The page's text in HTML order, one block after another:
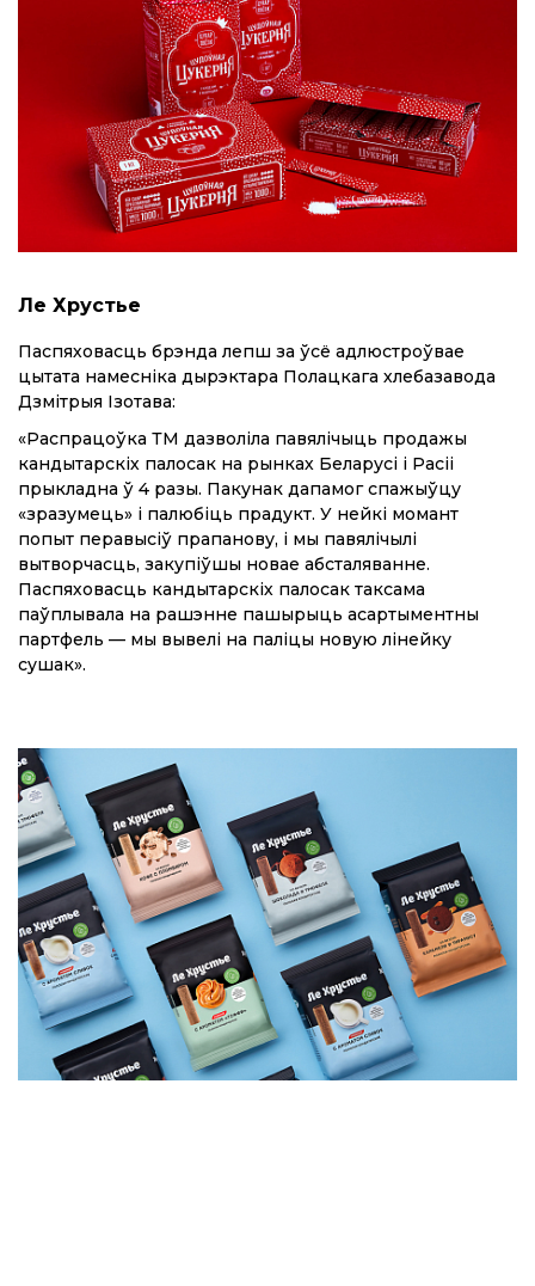
Ле Хрустье
Паспяховасць брэнда лепш за ўсё адлюстроўвае
цытата намесніка дырэктара Полацкага хлебазавода
Дзмітрыя Ізотава:
«Распрацоўка ТМ дазволіла павялічыць продажы
кандытарскіх палосак на рынках Беларусі і Расіі
прыкладна ў 4 разы. Пакунак дапамог спажыўцу
«зразумець» і палюбіць прадукт. У нейкі момант
попыт перавысіў прапанову, і мы павялічылі
вытворчасць, закупіўшы новае абсталяванне.
Паспяховасць кандытарскіх палосак таксама
паўплывала на рашэнне пашырыць асартыментны
партфель — мы вывелі на паліцы новую лінейку
сушак».